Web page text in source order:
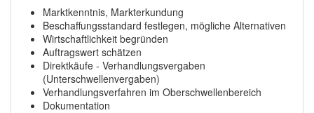
Marktkenntnis, Markterkundung
Beschaffungsstandard festlegen, mögliche Alternativen
Wirtschaftlichkeit begründen
Auftragswert schätzen
Direktkäufe - Verhandlungsvergaben
(Unterschwellenvergaben)
Verhandlungsverfahren im Oberschwellenbereich
Dokumentation